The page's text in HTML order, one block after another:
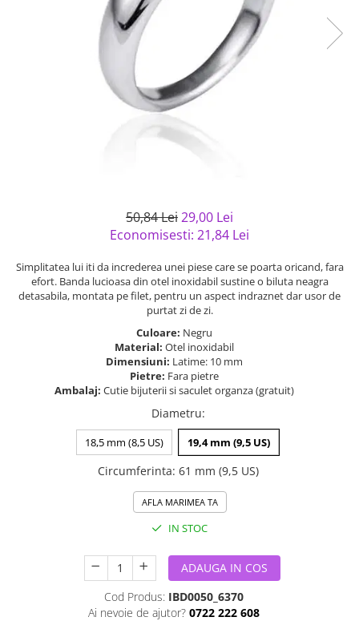
Bijuterii argint placat cu aur
Bijuterii argint cu diverse
Bijuterii argint cu murano
Bijuterii gotice si rock
Bijuterii Handmade
Solutii si lavete de curatare
50,84 Lei29,00 Lei
Economisesti: 21,84 Lei
Simplitatea lui iti da increderea unei piese care se poarta oricand, fara
efort. Banda lucioasa din otel inoxidabil sustine o biluta neagra
detasabila, montata pe filet, pentru un aspect indraznet dar usor de
purtat zi de zi.
Culoare: Negru
Material: Otel inoxidabil
Dimensiuni: Latime: 10 mm
Pietre: Fara pietre
Ambalaj: Cutie bijuterii si saculet organza (gratuit)
Diametru:
18,5 mm (8,5 US) 19,4 mm (9,5 US)
Circumferinta: 61 mm (9,5 US)
AFLA MARIMEA TA
IN STOC
ADAUGA IN COS
Cod Produs: IBD0050_6370
Ai nevoie de ajutor? 0722 222 608